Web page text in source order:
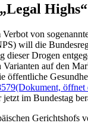
von
will die
dieser Drogen
Varianten auf den
öffentliche
(Dokument, öffnet
jetzt im Bundestag
Gerichtshofs